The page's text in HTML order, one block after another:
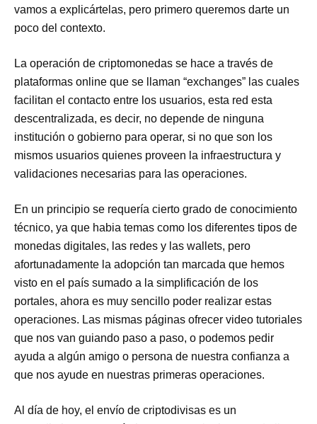
vamos a explicártelas, pero primero queremos darte un
poco del contexto.
La operación de criptomonedas se hace a través de
plataformas online que se llaman “exchanges” las cuales
facilitan el contacto entre los usuarios, esta red esta
descentralizada, es decir, no depende de ninguna
institución o gobierno para operar, si no que son los
mismos usuarios quienes proveen la infraestructura y
validaciones necesarias para las operaciones.
En un principio se requería cierto grado de conocimiento
técnico, ya que habia temas como los diferentes tipos de
monedas digitales, las redes y las wallets, pero
afortunadamente la adopción tan marcada que hemos
visto en el país sumado a la simplificación de los
portales, ahora es muy sencillo poder realizar estas
operaciones. Las mismas páginas ofrecer video tutoriales
que nos van guiando paso a paso, o podemos pedir
ayuda a algún amigo o persona de nuestra confianza a
que nos ayude en nuestras primeras operaciones.
Al día de hoy, el envío de criptodivisas es un